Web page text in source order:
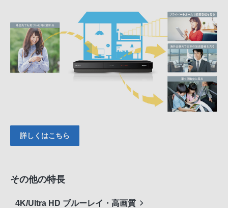
詳しくはこちら
その他の特長
4K/Ultra HD ブルーレイ・高画質